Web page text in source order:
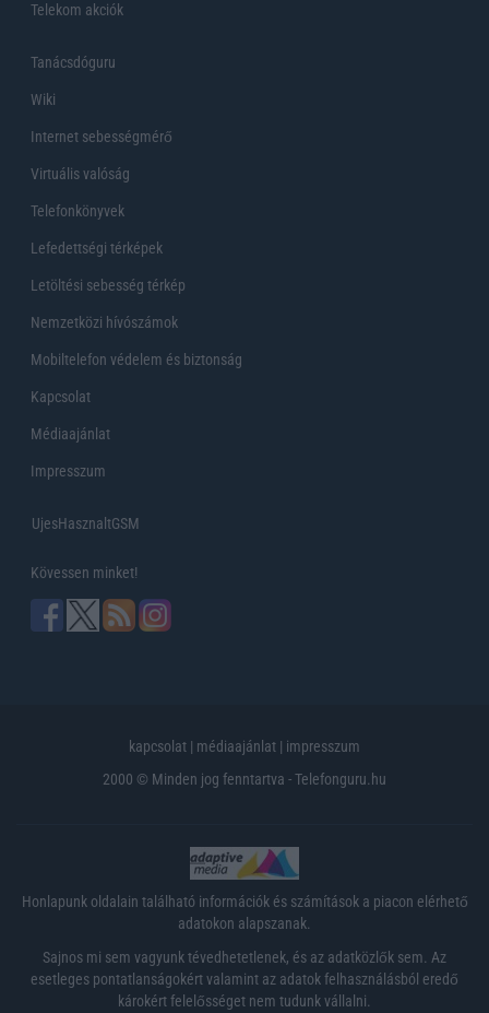
Telekom akciók
Tanácsdóguru
Wiki
Internet sebességmérő
Virtuális valóság
Telefonkönyvek
Lefedettségi térképek
Letöltési sebesség térkép
Nemzetközi hívószámok
Mobiltelefon védelem és biztonság
Kapcsolat
Médiaajánlat
Impresszum
UjesHasznaltGSM
Kövessen minket!
kapcsolat | médiaajánlat | impresszum
2000 © Minden jog fenntartva - Telefonguru.hu
Honlapunk oldalain található információk és számítások a piacon elérhető
adatokon alapszanak.
Sajnos mi sem vagyunk tévedhetetlenek, és az adatközlők sem. Az
esetleges pontatlanságokért valamint az adatok felhasználásból eredő
károkért felelősséget nem tudunk vállalni.